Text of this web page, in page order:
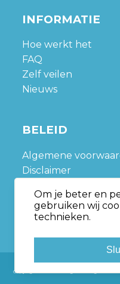
Om je beter en
gebruiken wij
technieken.
INFORMATIE
Hoe werkt het
FAQ
Zelf veilen
Nieuws
BELEID
Algemene
Disclaimer
Sitemap
Copyright © Nedveiling.nl All rights